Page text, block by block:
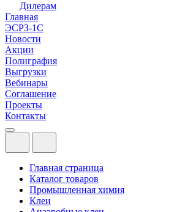
Дилерам
Главная
ЭСРЗ-1С
Новости
Акции
Полиграфия
Выгрузки
Вебинары
Соглашение
Проекты
Контакты
Главная страница
Каталог товаров
Промышленная химия
Клеи